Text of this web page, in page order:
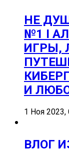
НЕ
№1 I
ИГРЫ,
И
1 Ноя 2023,
ВЛОГ